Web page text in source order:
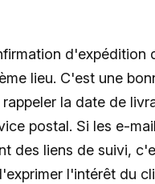
d'expédition
lieu. C'est une
la date de
postal. Si les e-
des liens de suivi,
l'intérêt du